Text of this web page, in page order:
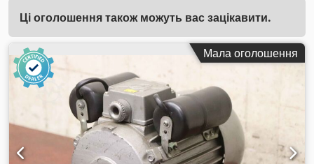
Ці оголошення також можуть вас зацікавити.
Мала оголошення